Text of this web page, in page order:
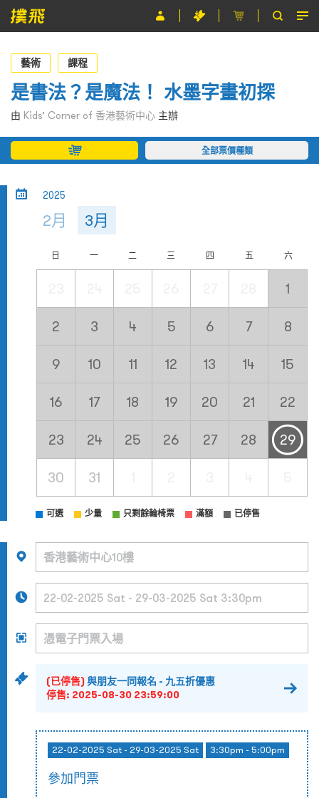
節目
主辦單位
關於撲飛
條款及細則
藝術 課程
是書法？是魔法！ 水墨字畫初探
由 Kids’ Corner of 香港藝術中心 主辦
全部票價種類
2025
2月 3月
日 一 二 三 四 五 六
1
2 3 4 5 6 7 8
9 10 11 12 13 14 15
16 17 18 19 20 21 22
23 24 25 26 27 28 29
30 31
可選 少量 只剩餘輪椅票 滿額 已停售
(已停售)與朋友一同報名 - 九五折優惠
停售: 2025-08-30 23:59:00
22-02-2025 Sat - 29-03-2025 Sat 3:30pm - 5:00pm
參加門票